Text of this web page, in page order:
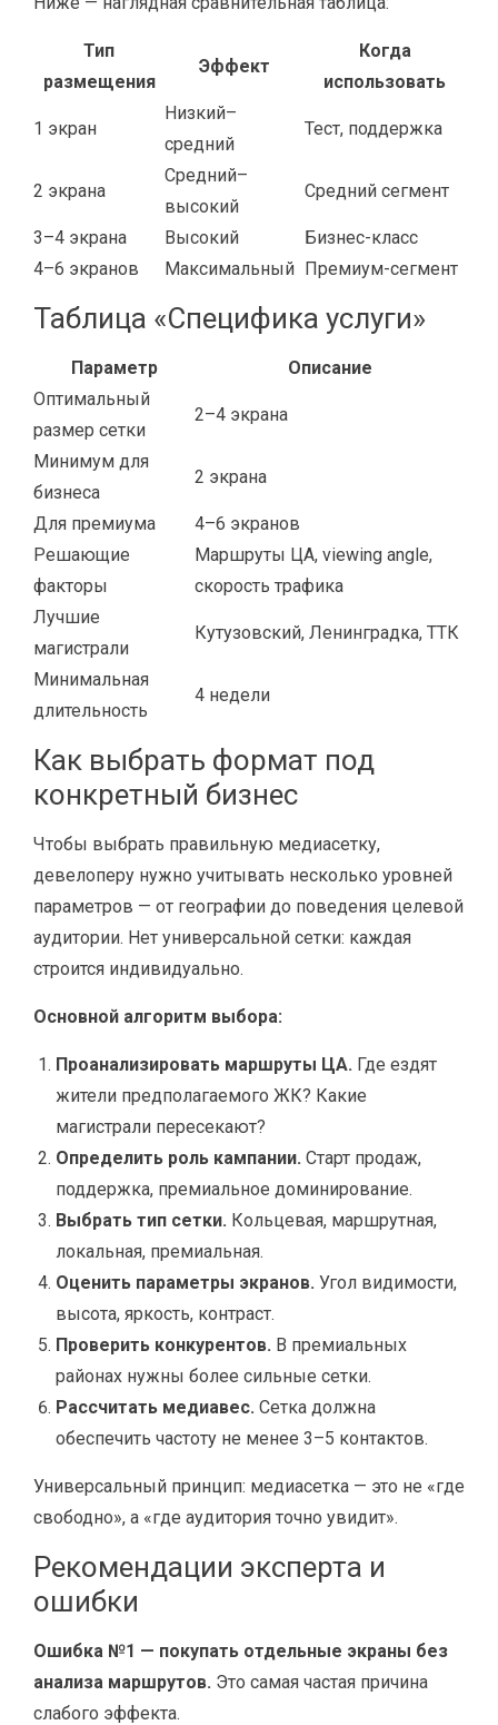
Тип
размещения
Эффект
Когда
использовать
1 экран
Низкий–
средний
Тест, поддержка
2 экрана
Средний–
высокий
Средний сегмент
3–4 экрана Высокий
Бизнес-класс
4–6 экранов
Максимальный Премиум-сегмент
Таблица «Специфика услуги»
Параметр
Описание
Оптимальный
размер сетки
2–4 экрана
Минимум для
бизнеса
2 экрана
Для премиума
4–6 экранов
Решающие
факторы
Маршруты ЦА, viewing angle,
скорость трафика
Лучшие
магистрали
Кутузовский, Ленинградка, ТТК
Минимальная
длительность
4 недели
Как выбрать формат под
конкретный бизнес
Чтобы выбрать правильную медиасетку,
девелоперу нужно учитывать несколько уровней
параметров — от географии до поведения целевой
аудитории. Нет универсальной сетки: каждая
строится индивидуально.
Основной алгоритм выбора:
Проанализировать маршруты ЦА. Где ездят
жители предполагаемого ЖК? Какие
магистрали пересекают?
Определить роль кампании. Старт продаж,
поддержка, премиальное доминирование.
Выбрать тип сетки. Кольцевая, маршрутная,
локальная, премиальная.
Оценить параметры экранов. Угол видимости,
высота, яркость, контраст.
Проверить конкурентов. В премиальных
районах нужны более сильные сетки.
Рассчитать медиавес. Сетка должна
обеспечить частоту не менее 3–5 контактов.
Универсальный принцип: медиасетка — это не «где
свободно», а «где аудитория точно увидит».
Рекомендации эксперта и
ошибки
Ошибка №1 — покупать отдельные экраны без
анализа маршрутов. Это самая частая причина
слабого эффекта.